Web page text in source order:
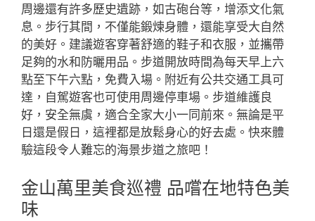
周邊還有許多歷史遺跡，如古砲台等，增添文化氣
息。步行其間，不僅能鍛煉身體，還能享受大自然
的美好。建議遊客穿著舒適的鞋子和衣服，並攜帶
足夠的水和防曬用品。步道開放時間為每天早上六
點至下午六點，免費入場。附近有公共交通工具可
達，自駕遊客也可使用周邊停車場。步道維護良
好，安全無虞，適合全家大小一同前來。無論是平
日還是假日，這裡都是放鬆身心的好去處。快來體
驗這段令人難忘的海景步道之旅吧！
金山萬里美食巡禮 品嚐在地特色美
味